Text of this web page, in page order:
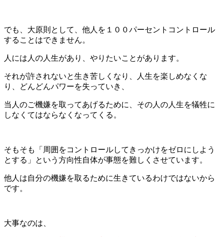
でも、大原則として、他人を１００パーセントコントロール
することはできません。
人には人の人生があり、やりたいことがあります。
それが許されないと生き苦しくなり、人生を楽しめなくな
り、どんどんパワーを失っていき、
当人のご機嫌を取ってあげるために、その人の人生を犠牲に
しなくてはならなくなってくる。
そもそも「周囲をコントロールしてきっかけをゼロにしよう
とする」という方向性自体が事態を難しくさせています。
他人は自分の機嫌を取るために生きているわけではないから
です。
大事なのは、